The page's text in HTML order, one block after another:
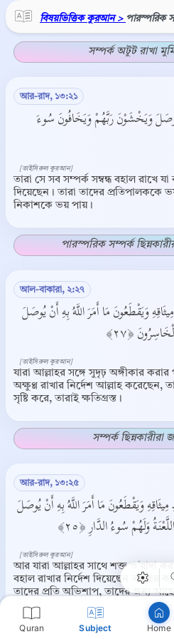
Quran Subject Home
বিষয়ভিত্তিক কুরআন > পারস্পরিক
সম্পর্ক অটুট রাখা
আর-রাদ, ১৩:২১
يُوصَلَ وَيَخْشَوْنَ رَبَّهُمْ وَيَخَافُونَ سُوءَ
তারা সে সব সম্পর্ক সম্বন্ধ বহাল রাখে
দিয়েছেন। তারা তাদের প্রতিপালককে
নিকাশকে ভয় পায়।
[তাইসিরুল কুরআন]
পারস্পরিক সম্পর্ক
আল-বাকারা, ২:২৭
وَيَقْطَعُونَ مَا أَمَرَ اللَّهُ بِهِ أَنْ يُوصَلَ
﴿٢٧﴾
যারা আল্লাহর সঙ্গে সুদৃঢ় অঙ্গীকার
অক্ষুণ্ণ রাখার নির্দেশ আল্লাহ করেছেন,
সৃষ্টি করে, তারাই ক্ষতিগ্রস্ত।
[তাইসিরুল কুরআন]
সম্পর্ক ছিন্নকারীরা
আর-রাদ, ১৩:২৫
وَيَقْطَعُونَ مَا أَمَرَ اللَّهُ بِهِ أَنْ يُوصَلَ
وَلَهُمْ سُوءُ الدَّارِ ﴿٢٥﴾
আর যারা আল্লাহর সাথে শক্ত ও‘য়াদা
বহাল রাখার নির্দেশ দিয়েছেন তা ছিন্ন
তাদের প্রতি অভিশাপ, তাদের জন্য
[তাইসিরুল কুরআন]
আল্লাহ মুমিনদের অন্তরসমূহে
Copy